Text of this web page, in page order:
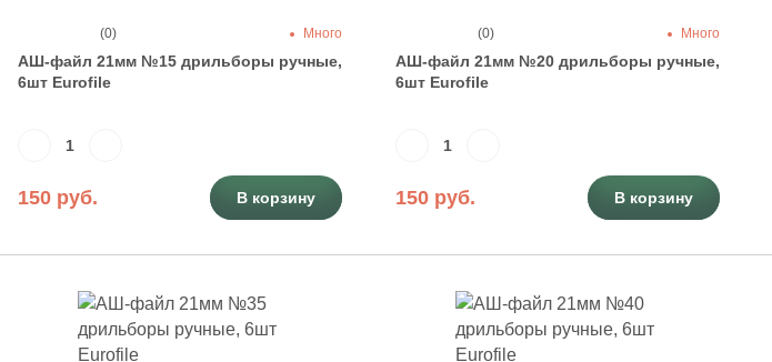
АШ-файл 21мм №15 дрильборы ручные,
6шт Eurofile
150 руб.
(0) Много
В корзину
АШ-файл 21мм №20 дрильборы ручные,
6шт Eurofile
150 руб.
(0) Много
В корзину